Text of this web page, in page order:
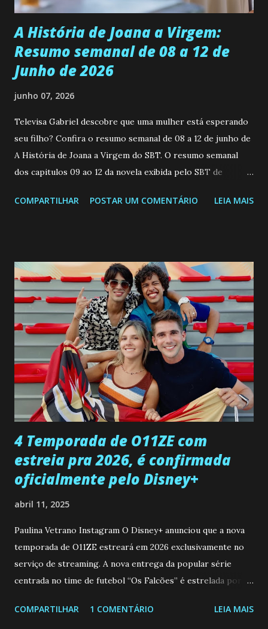
A História de Joana a Virgem:
Resumo semanal de 08 a 12 de
Junho de 2026
junho 07, 2026
Televisa Gabriel descobre que uma mulher está esperando
seu filho? Confira o resumo semanal de 08 a 12 de junho de
A História de Joana a Virgem do SBT. O resumo semanal
dos capitulos 09 ao 12 da novela exibida pelo SBT de
a Programação Semanal do SBT de 08/06/26 a 14/06/26
confessa a Gabriel que ele demonstrou ser o tipo de
pessoa que ela tanto desejou durante toda a vida. Camila
entra no quarto de Gabriel e imagina como seria o
encontro deles, quando conseguir seduzi-lo. Manuel avisa a
Paula sobre a suposta infidelidade de Gabriel com Joana.
Rogerio consegue se livrar de todas as suspeitas pelo
desaparecimento de Francisco, apontando que ele poderia
ter sido vítima da fúria de Gabriel. Artur informa a Gabriel
que a clínica inseminou por engano outra paciente, que está
...
COMPARTILHAR POSTAR UM COMENTÁRIO LEIA MAIS
4 Temporada de O11ZE com
estreia pra 2026, é confirmada
oficialmente pelo Disney+
abril 11, 2025
Paulina Vetrano Instagram O Disney+ anunciou que a nova
temporada de O11ZE estreará em 2026 exclusivamente no
serviço de streaming. A nova entrega da popular série
centrada no time de futebol “Os Falcões” é estrelada por
Brum (Dedé), que voltam a interpretar seus personagens
COMPARTILHAR 1 COMENTÁRIO LEIA MAIS